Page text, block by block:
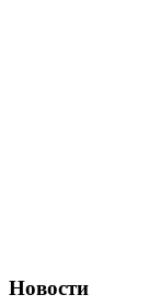
Новости